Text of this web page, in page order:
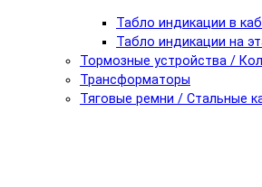
Табло индикации в
Табло индикации на
Тормозные устройства /
Трансформаторы
Тяговые ремни / Стальные